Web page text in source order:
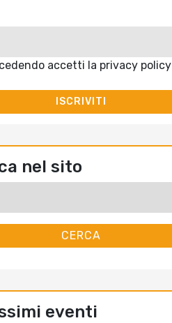
accetti la privacy policy
nel sito
eventi